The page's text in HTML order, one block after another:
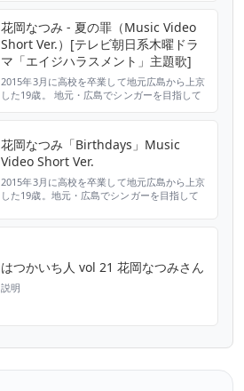
イベントゲストを務めました！ イベントではB
リーグの横浜ビー・コルセアーズとの １日５
食限定コラボメニュー「フライデーズダンク」
花岡なつみ - 夏の罪（Music Video
Short Ver.）[テレビ朝日系木曜ドラ
マ「エイジハラスメント」主題歌]
2015年3月に高校を卒業して地元広島から上京
した19歳。 地元・広島でシンガーを目指して
月に開催された「第14回全日本国民的美少女
コンテスト」では、なんと8万1,031人がエント
楽...
花岡なつみ「Birthdays」Music
Video Short Ver.
2015年3月に高校を卒業して地元広島から上京
した19歳。地元・広島でシンガーを目指して
女コンテスト」では、なんと8万1,031人がエン
トリーする中からシンガーへの登竜門となる音
楽...
はつかいち人 vol 21 花岡なつみさん
説明